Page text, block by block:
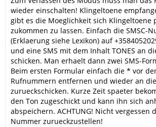
wieder einschalten! Klingeltoene
gibt es die Moeglichkeit sich Klingeltoene
zukommen zu lassen. Einfach die SMSC-
(Erklaerung siehe Lexikon) auf
und eine SMS mit dem Inhalt TONES an
schicken. Man erhaelt dann zwei SMS-
Beim ersten Formular einfach die * vor
Rufnummern entfernen und wieder an
zurueckschicken. Kurze Zeit spaeter
den Ton zugeschickt und kann ihn sich
abspeichern. ACHTUNG! Nicht vergessen
Nummer zurueckzustellen!